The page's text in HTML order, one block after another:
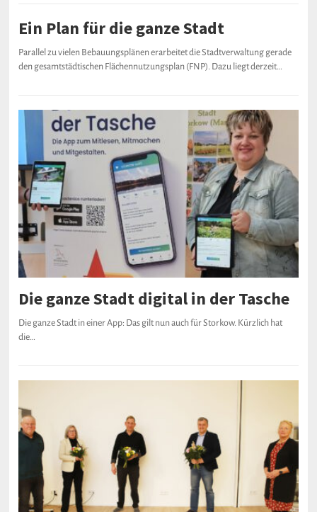
Ein Plan für die ganze Stadt
Parallel zu vielen Bebauungsplänen erarbeitet die Stadtverwaltung gerade
den gesamtstädtischen Flächennutzungsplan (FNP). Dazu liegt derzeit…
Die ganze Stadt digital in der Tasche
Die ganze Stadt in einer App: Das gilt nun auch für Storkow. Kürzlich hat
die…